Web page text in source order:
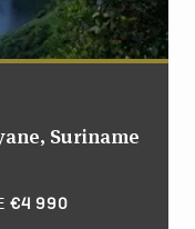
Suriname
€4 990